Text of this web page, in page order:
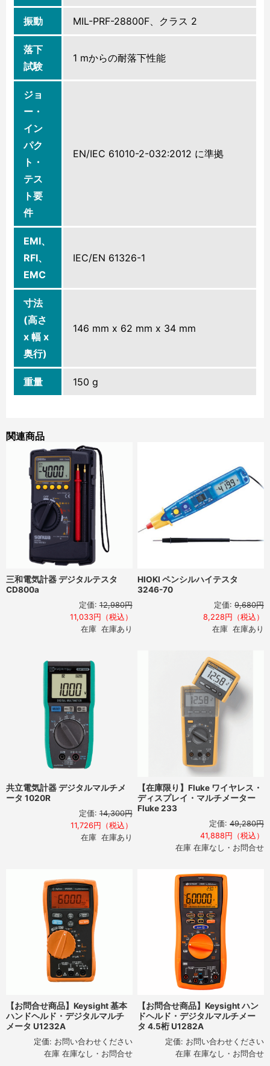
振動 MIL-PRF-28800F、クラス 2
落下
試験
1 mからの耐落下性能
ジョ
ー・
イン
パク
ト・
テス
ト要
件
EN/IEC 61010-2-032:2012 に準拠
EMI、
RFI、
EMC
IEC/EN 61326-1
寸法
(高さ
x 幅 x
奥行)
146 mm x 62 mm x 34 mm
重量 150 g
関連商品
三和電気計器 デジタルテスタ
CD800a
定価: 12,980円
11,033円（税込）
在庫 在庫あり
HIOKI ペンシルハイテスタ
3246-70
定価: 9,680円
8,228円（税込）
在庫 在庫あり
共立電気計器 デジタルマルチメ
ータ 1020R
定価: 14,300円
11,726円（税込）
在庫 在庫あり
【在庫限り】Fluke ワイヤレス・
ディスプレイ・マルチメーター
Fluke 233
定価: 49,280円
41,888円（税込）
在庫 在庫なし・お問合せ
【お問合せ商品】Keysight 基本
ハンドヘルド・デジタルマルチ
メータ U1232A
定価: お問い合わせください
在庫 在庫なし・お問合せ
【お問合せ商品】Keysight ハン
ドヘルド・デジタルマルチメー
タ 4.5桁 U1282A
定価: お問い合わせください
在庫 在庫なし・お問合せ